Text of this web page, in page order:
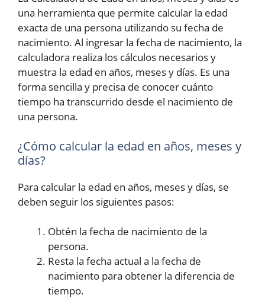
una herramienta que permite calcular la edad
exacta de una persona utilizando su fecha de
nacimiento. Al ingresar la fecha de nacimiento, la
calculadora realiza los cálculos necesarios y
muestra la edad en años, meses y días. Es una
forma sencilla y precisa de conocer cuánto
tiempo ha transcurrido desde el nacimiento de
una persona.
¿Cómo calcular la edad en años, meses y
días?
Para calcular la edad en años, meses y días, se
deben seguir los siguientes pasos:
Obtén la fecha de nacimiento de la
persona.
Resta la fecha actual a la fecha de
nacimiento para obtener la diferencia de
tiempo.